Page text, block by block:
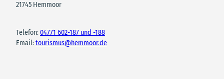
21745 Hemmoor
Telefon:04771 602-187 und -188
Email:tourismus@hemmoor.de